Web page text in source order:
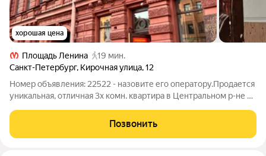
хорошая цена
Площадь Ленина
19 мин.
Санкт-Петербург, Кирочная улица,12
Номер объявления: 22522 - назовите его оператору.Продается
уникальная, отличная 3х комн. квартира в Центральном р-не на
Доходный дом Д. А. Дурдина, памятник архитектуры.
Архитектурный
Позвонить